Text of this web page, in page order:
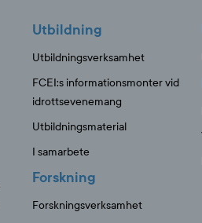
Utbildning
Utbildningsverksamhet
FCEI:s informationsmonter vid
idrottsevenemang
Utbildningsmaterial
I samarbete
Forskning
Forskningsverksamhet